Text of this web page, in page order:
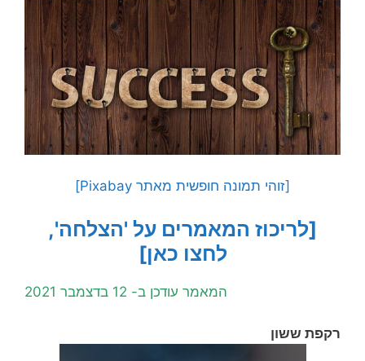
[זוהי תמונה חופשית מאתר Pixabay]
[לריכוז המאמרים על 'הצלחה',
לחצו כאן]
המאמר עודכן ב- 12 בדצמבר 2021
רקפת ששון